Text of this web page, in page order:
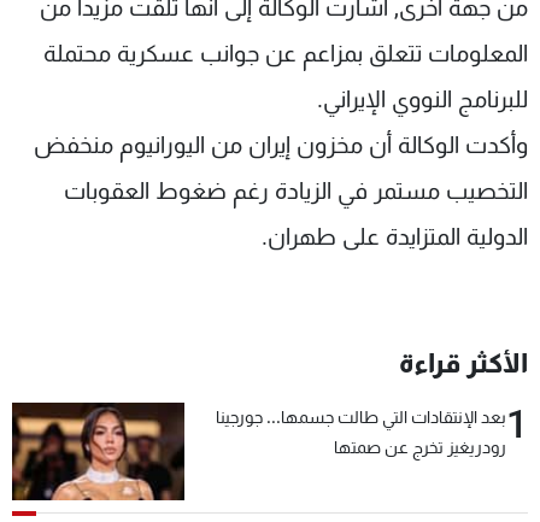
من جهة أخرى, اشارت الوكالة إلى انها تلقت مزيدا من
المعلومات تتعلق بمزاعم عن جوانب عسكرية محتملة
للبرنامج النووي الإيراني.
وأكدت الوكالة أن مخزون إيران من اليورانيوم منخفض
التخصيب مستمر في الزيادة رغم ضغوط العقوبات
الدولية المتزايدة على طهران.
الأكثر قراءة
1بعد الإنتقادات التي طالت جسمها... جورجينا
رودريغيز تخرج عن صمتها